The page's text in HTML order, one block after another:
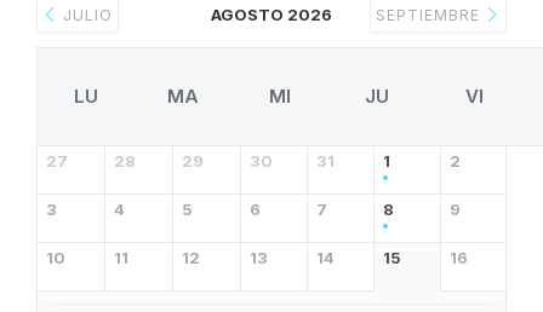
JULIO AGOSTO 2026 SEPTIEMBRE
LU MA MI JU VI
27 28 29 30 31 1 2
3 4 5 6 7 8 9
10 11 12 13 14 15 16